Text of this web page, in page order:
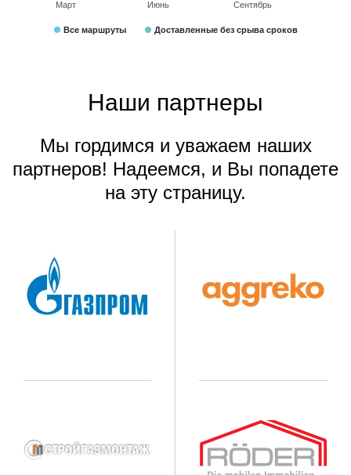
Март Июнь Сентябрь
Все маршруты Доставленные без срыва сроков
Наши партнеры​
Мы гордимся и уважаем наших
партнеров! Надеемся, и Вы попадете
на эту страницу.